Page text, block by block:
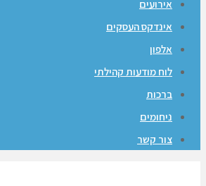
אירועים
אינדקס העסקים
אלפון
לוח מודעות קהילתי
ברכות
ניחומים
צור קשר